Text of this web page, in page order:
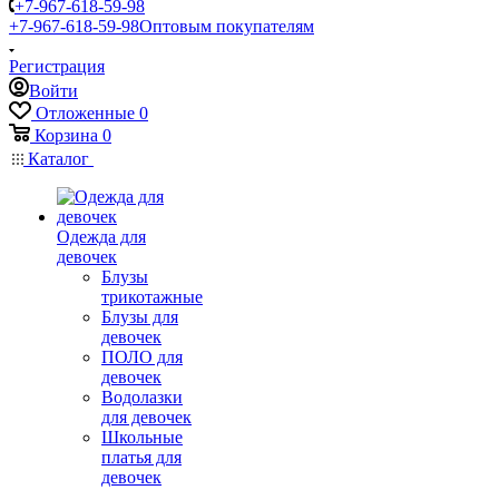
+7-967-618-59-98
+7-967-618-59-98Оптовым покупателям
Регистрация
Войти
Отложенные 0
Корзина 0
Каталог
Одежда для
девочек
Блузы
трикотажные
Блузы для
девочек
ПОЛО для
девочек
Водолазки
для девочек
Школьные
платья для
девочек